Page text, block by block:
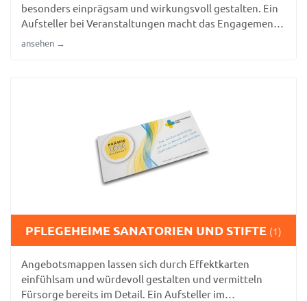
besonders einprägsam und wirkungsvoll gestalten. Ein
Aufsteller bei Veranstaltungen macht das Engagement
der Organisation sichtbar.
ansehen →
PFLEGEHEIME SANATORIEN UND STIFTE (1)
Angebotsmappen lassen sich durch Effektkarten
einfühlsam und würdevoll gestalten und vermitteln
Fürsorge bereits im Detail. Ein Aufsteller im